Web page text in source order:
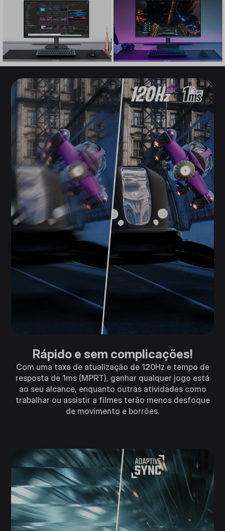
Rápido e sem complicações!
Com uma taxa de atualização de 120Hz e tempo de
resposta de 1ms (MPRT), ganhar qualquer jogo está
ao seu alcance, enquanto outras atividades como
trabalhar ou assistir a filmes terão menos desfoque
de movimento e borrões.